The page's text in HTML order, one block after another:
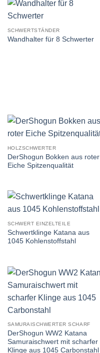
SCHWERTSTÄNDER
Wandhalter für 8 Schwerter
HOLZSCHWERTER
DerShogun Bokken aus roter
Eiche Spitzenqualität
SCHWERT EINZELTEILE
Schwertklinge Katana aus
1045 Kohlenstoffstahl
SAMURAISCHWERTER SCHARF
DerShogun WW2 Katana
Samuraischwert mit scharfer
Klinge aus 1045 Carbonstahl